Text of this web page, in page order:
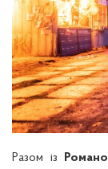
Разом із